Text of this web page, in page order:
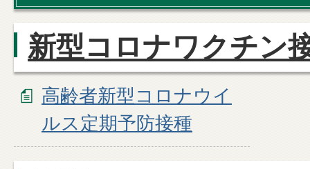
新型コロナワクチン
高齢者新型コロナウイ
ルス定期予防接種